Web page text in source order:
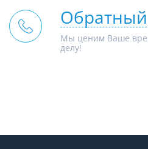
Мы ценим Ваше
делу!